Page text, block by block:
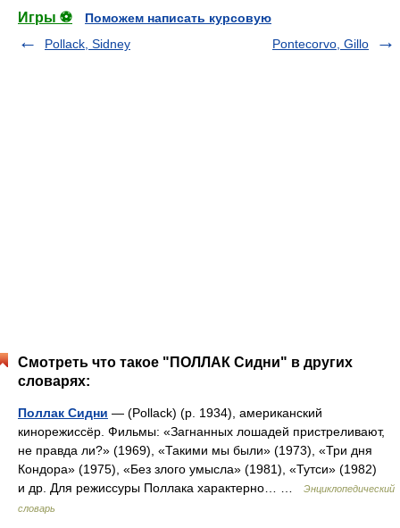
Игры ⚽
Поможем написать курсовую
Pollack, Sidney
Pontecorvo, Gillo
Смотреть что такое "ПОЛЛАК Сидни" в других
словарях:
Поллак Сидни — (Pollack) (р. 1934), американский
кинорежиссёр. Фильмы: «Загнанных лошадей пристреливают,
не правда ли?» (1969), «Такими мы были» (1973), «Три дня
Кондора» (1975), «Без злого умысла» (1981), «Тутси» (1982)
и др. Для режиссуры Поллака характерно… …
Энциклопедический
словарь